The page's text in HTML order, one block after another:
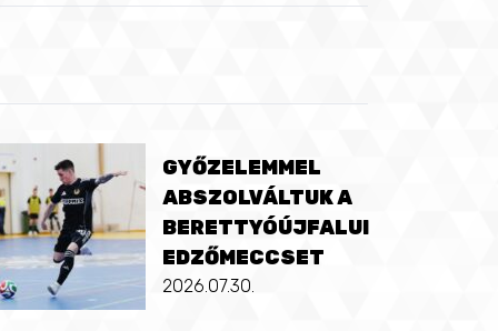
GYŐZELEMMEL
ABSZOLVÁLTUK A
BERETTYÓÚJFALUI
EDZŐMECCSET
2026.07.30.